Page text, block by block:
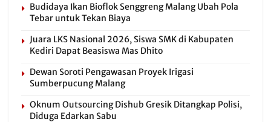
Budidaya Ikan Bioflok Senggreng Malang Ubah Pola
Tebar untuk Tekan Biaya
Juara LKS Nasional 2026, Siswa SMK di Kabupaten
Kediri Dapat Beasiswa Mas Dhito
Dewan Soroti Pengawasan Proyek Irigasi
Sumberpucung Malang
Oknum Outsourcing Dishub Gresik Ditangkap Polisi,
Diduga Edarkan Sabu